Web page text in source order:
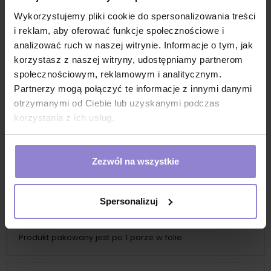
Wykorzystujemy pliki cookie do spersonalizowania treści
i reklam, aby oferować funkcje społecznościowe i
analizować ruch w naszej witrynie. Informacje o tym, jak
korzystasz z naszej witryny, udostępniamy partnerom
społecznościowym, reklamowym i analitycznym.
Partnerzy mogą połączyć te informacje z innymi danymi
otrzymanymi od Ciebie lub uzyskanymi podczas
korzystania z ich usług.
Zezwól na wszystkie
Spersonalizuj
rękawiczki lateksowe dopuszczone do kontaktu z
żywnością
rękawiczki gumowe do sprzątania
rękawiczki chronią skórę przed detergentami,
środkami chemicznymi
rękawice do utrzymywania czystości w szpitalach,
placówkach gastronomicznych czy miejscach
publicznych
rękawice chroniące przed brudem
rękawiczki do prac porządkowych
rękawice do minimalnego ryzyka
Sposób pakowania
Produkt pakowany jest po 1 parze w folie.